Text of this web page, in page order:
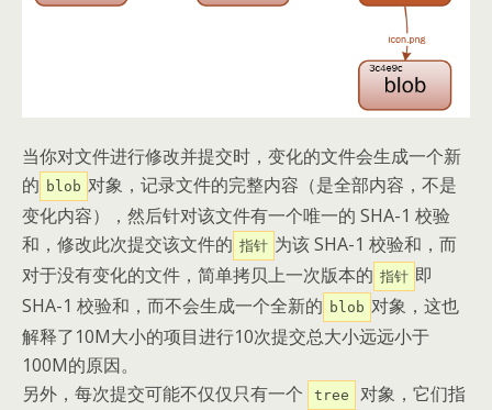
当你对文件进行修改并提交时，变化的文件会生成一个新
的 blob 对象，记录文件的完整内容（是全部内容，不是
变化内容），然后针对该文件有一个唯一的 SHA-1 校验
和，修改此次提交该文件的 指针 为该 SHA-1 校验和，而
对于没有变化的文件，简单拷贝上一次版本的 指针 即
SHA-1 校验和，而不会生成一个全新的 blob 对象，这也
解释了10M大小的项目进行10次提交总大小远远小于
100M的原因。
另外，每次提交可能不仅仅只有一个
tree
对象，它们指